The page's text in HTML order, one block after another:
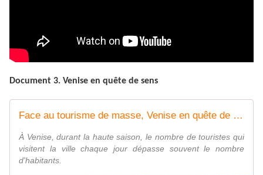
Document 3. Venise en quête de sens
Face au tourisme de masse, Venise en quête de sens
À Venise, durant la haute saison, le nombre de touristes qui
visitent la ville chaque jour dépasse souvent le nombre
d'habitants.